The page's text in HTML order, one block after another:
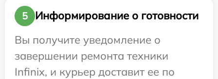
5
Информирование о готовности
Вы получите уведомление о
завершении ремонта техники
Infinix, и курьер доставит ее по